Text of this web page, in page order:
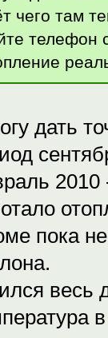
чего там
телефон
дать
2010
пока
весь